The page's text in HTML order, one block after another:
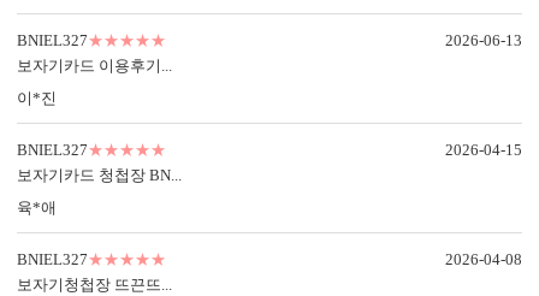
컬러 봉투
다양한 컬러 봉투가 준비되어 있습니다.
BNIEL327★★★★★
보자기카드 이용후기...
이*진
2026-06-13
BNIEL327★★★★★
보자기카드 청첩장 BN...
육*애
2026-04-15
BNIEL327★★★★★
보자기청첩장 뜨끈뜨...
2026-04-08